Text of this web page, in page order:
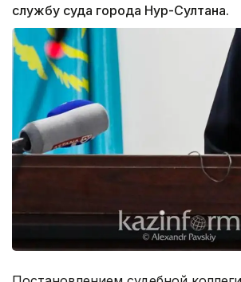
службу суда города Нур-Султана.